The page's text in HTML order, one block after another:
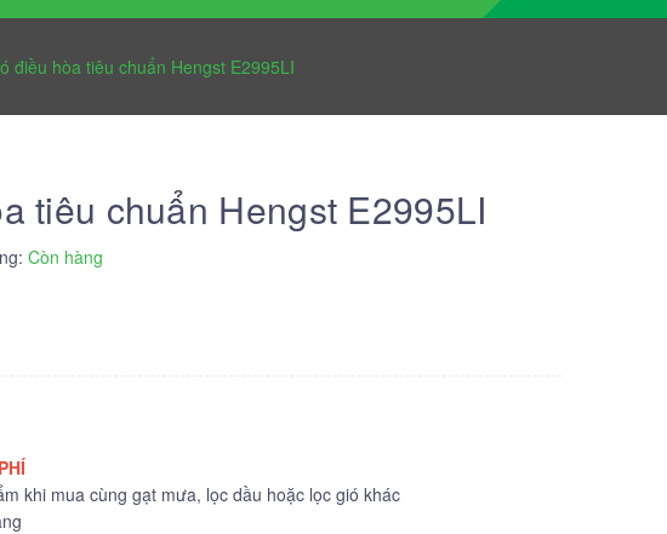
điều hòa tiêu chuẩn Hengst E2995LI
tiêu chuẩn Hengst E2995LI
Còn hàng
khi mua cùng gạt mưa, lọc dầu hoặc lọc gió khác